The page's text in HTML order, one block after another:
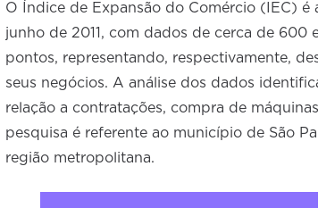
O Índice de Expansão do Comércio (IEC) é
junho de 2011, com dados de cerca de
pontos, representando, respectivamente,
seus negócios. A análise dos dados
relação a contratações, compra de
pesquisa é referente ao município de São
região metropolitana.